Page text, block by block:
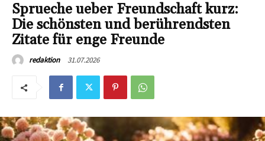
Sprueche ueber Freundschaft kurz:
Die schönsten und berührendsten
Zitate für enge Freunde
redaktion 31.07.2026